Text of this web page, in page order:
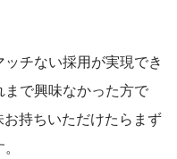
チない採用が実現でき
で興味なかった方で
持ちいただけたらまず